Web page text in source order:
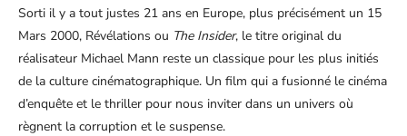
Sorti il y a tout justes 21 ans en Europe, plus précisément un 15
Mars 2000, Révélations ou The Insider, le titre original du
réalisateur Michael Mann reste un classique pour les plus initiés
de la culture cinématographique. Un film qui a fusionné le cinéma
d’enquête et le thriller pour nous inviter dans un univers où
règnent la corruption et le suspense.